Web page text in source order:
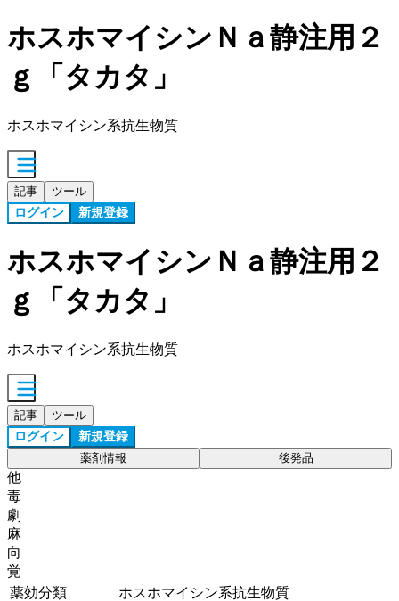
ホスホマイシンＮａ静注用２
ｇ「タカタ」
ホスホマイシン系抗生物質
記事 ツール
ログイン 新規登録
ホスホマイシンＮａ静注用２
ｇ「タカタ」
ホスホマイシン系抗生物質
記事 ツール
ログイン 新規登録
薬剤情報 後発品
他
毒
劇
麻
向
覚
薬効分類
ホスホマイシン系抗生物質